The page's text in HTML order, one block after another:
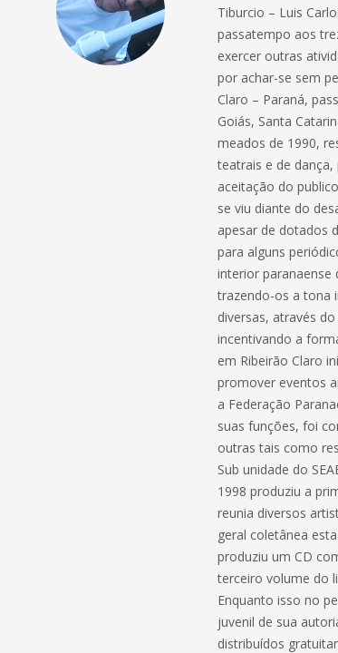
Tiburcio – Luis
passatempo aos
exercer outras
por achar-se sem
Claro – Paraná,
Goiás, Santa
meados de 1990,
teatrais e de
aceitação do
se viu diante do
apesar de dotados
para alguns
interior paranaense
trazendo-os a tona
diversas, através
incentivando a
em Ribeirão Claro
promover eventos
a Federação
suas funções, foi
outras tais como
Sub unidade do
1998 produziu a
reunia diversos
geral coletânea
produziu um CD
terceiro volume do
Enquanto isso no
juvenil de sua
distribuídos